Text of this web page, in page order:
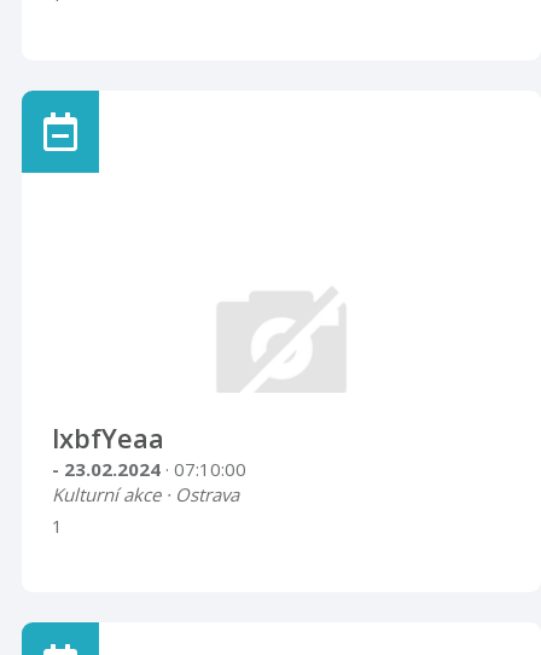
lxbfYeaa
- 23.02.2024 · 07:10:00
Kulturní akce · Ostrava
1